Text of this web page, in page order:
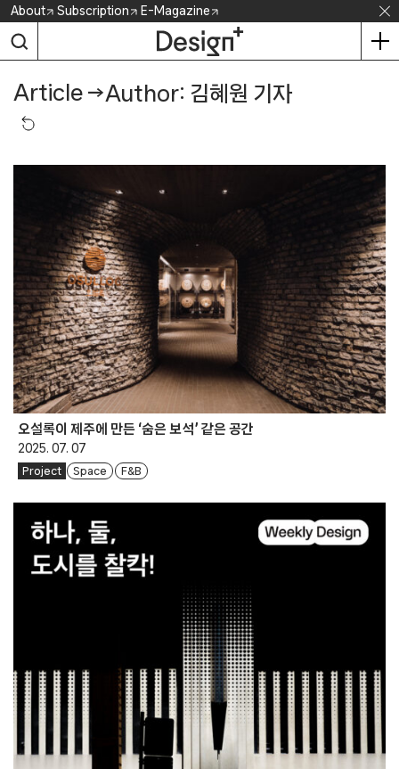
Skip
content
About Subscription E-Magazine
Article →Author: 김혜원 기자
오설록이 제주에 만든 ‘숨은 보석’ 같은 공간
2025. 07. 07
Project Space F&B